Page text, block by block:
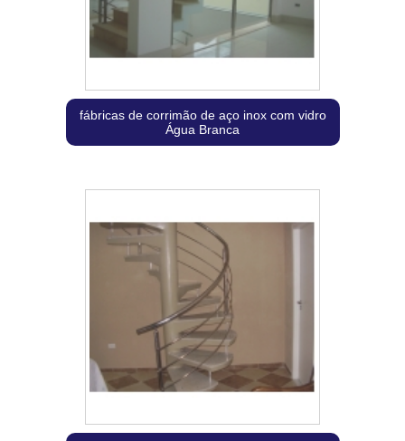
fábricas de corrimão de aço inox com vidro
Água Branca